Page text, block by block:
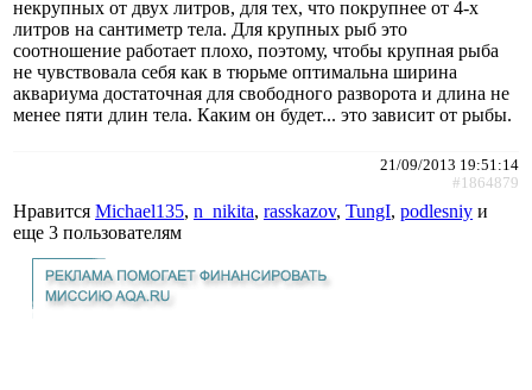
некрупных от двух литров, для тех, что покрупнее от 4-х
литров на сантиметр тела. Для крупных рыб это
соотношение работает плохо, поэтому, чтобы крупная рыба
не чувствовала себя как в тюрьме оптимальна ширина
аквариума достаточная для свободного разворота и длина не
менее пяти длин тела. Каким он будет... это зависит от рыбы.
21/09/2013 19:51:14
#1864879
Нравится Michael135, n_nikita, rasskazov, TungI, podlesniy и
еще 3 пользователям